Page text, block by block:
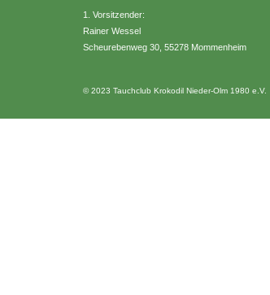
1. Vorsitzender:
Rainer Wessel
Scheurebenweg 30, 55278 Mommenheim
© 2023 Tauchclub Krokodil Nieder-Olm 1980 e.V.